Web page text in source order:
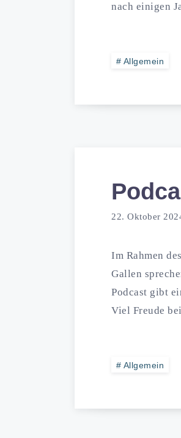
nach einigen
Allgemein
22. Oktober
Im Rahmen
Gallen
Podcast gibt
Viel Freude
Allgemein